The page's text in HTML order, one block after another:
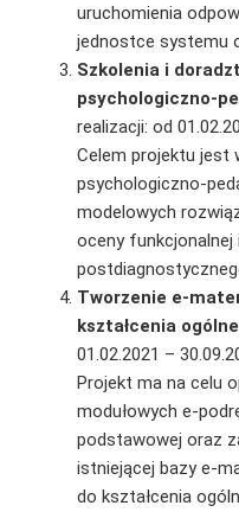
uruchomienia
jednostce systemu
Szkolenia i
psychologiczno-
realizacji: od
Celem projektu jest
psychologiczno-
modelowych
oceny funkcjonalnej
Tworzenie e-
kształcenia
01.02.2021 –
Projekt ma na celu
modułowych e-
podstawowej oraz
istniejącej bazy e-
do kształcenia